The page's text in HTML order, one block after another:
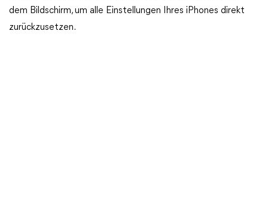
dem Bildschirm, um alle Einstellungen Ihres iPhones direkt
zurückzusetzen.